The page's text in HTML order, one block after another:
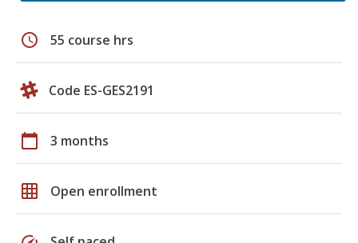
schedule 55 course hrs
Code ES-GES2191
calendar_today 3 months
grid_on Open enrollment